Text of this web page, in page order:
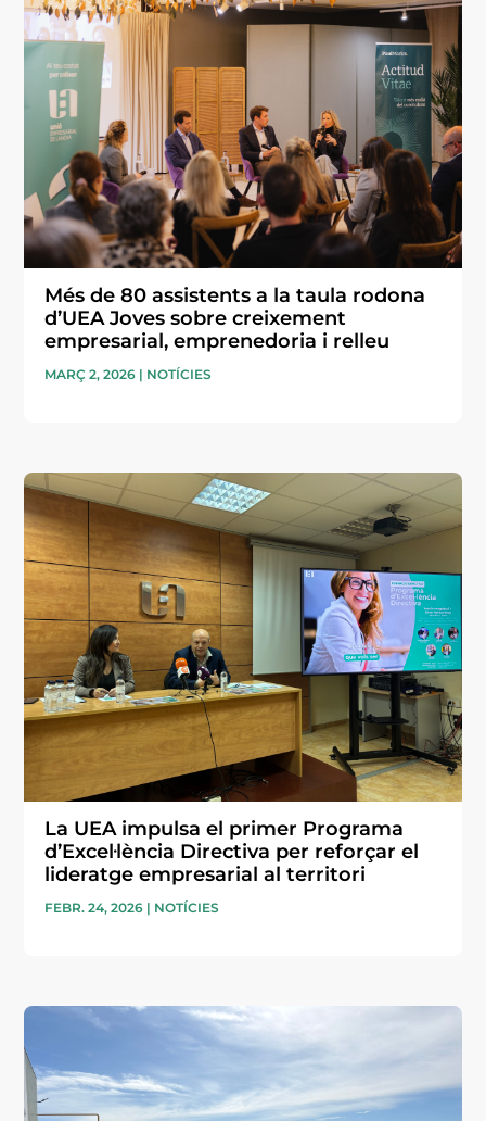
Més de 80 assistents a la taula rodona
d’UEA Joves sobre creixement
empresarial, emprenedoria i relleu
MARÇ 2, 2026 | NOTÍCIES
La UEA impulsa el primer Programa
d’Excel·lència Directiva per reforçar el
lideratge empresarial al territori
FEBR. 24, 2026 | NOTÍCIES